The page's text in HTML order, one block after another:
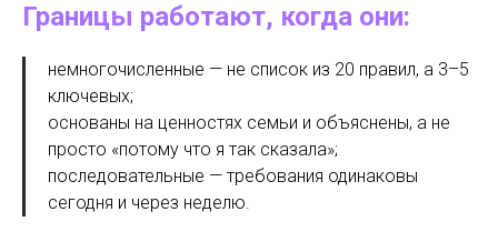
Границы работают, когда они:
немногочисленные — не список из 20 правил, а 3–5
ключевых;
основаны на ценностях семьи и объяснены, а не
просто «потому что я так сказала»;
последовательные — требования одинаковы
сегодня и через неделю.